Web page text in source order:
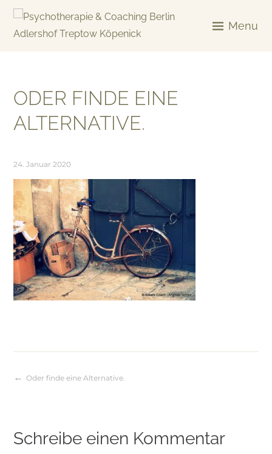
Skip
Menu
ODER FINDE EINE
ALTERNATIVE.
24. Januar 2020
Beitragsnavigation
Oder finde eine Alternative.
Schreibe einen Kommentar